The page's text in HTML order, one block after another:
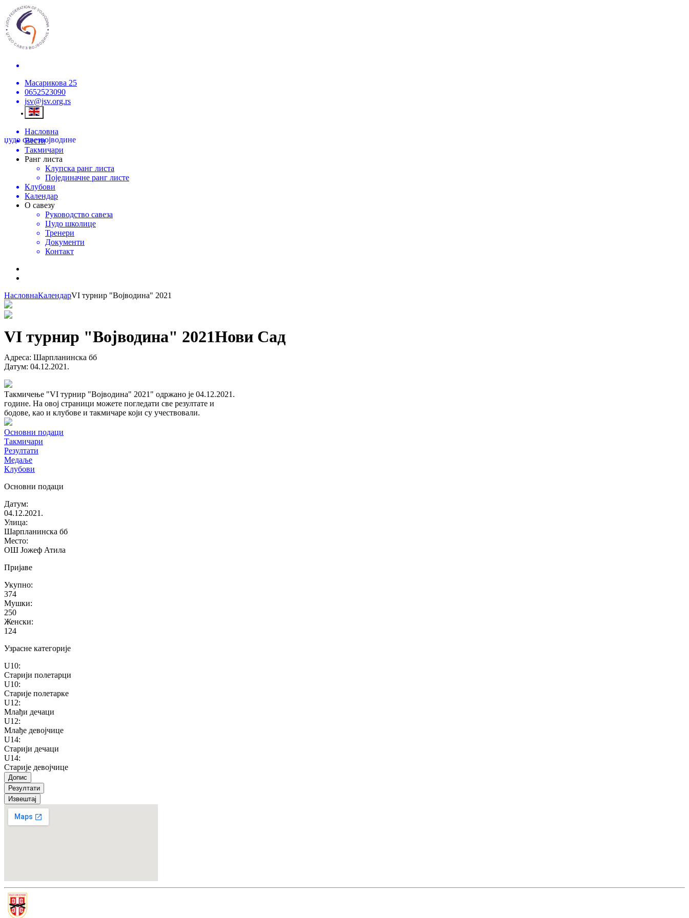
Масарикова 25
0652523090
jsv@jsv.org.rs
џудо савезвојводине
Насловна
Вести
Такмичари
Ранг листа
Клупска ранг листа
Појединачне ранг листе
Клубови
Календар
О савезу
Руководство савеза
Џудо школице
Тренери
Документи
Контакт
НасловнаКалендарVI турнир "Војводина" 2021
VI турнир "Војводина" 2021Нови Сад
Адреса: Шарпланинска бб
Датум: 04.12.2021.
Такмичење "VI турнир "Војводина" 2021" одржано је 04.12.2021.
године. На овој страници можете погледати све резултате и
бодове, као и клубове и такмичаре који су учествовали.
Основни подаци
Такмичари
Резултати
Медаље
Клубови
Основни подаци
Датум:
04.12.2021.
Улица:
Шарпланинска бб
Место:
ОШ Јожеф Атила
Пријаве
Укупно:
374
Мушки:
250
Женски:
124
Узрасне категорије
U10:
Старији полетарци
U10:
Старије полетарке
U12:
Млађи дечаци
U12:
Млађе девојчице
U14:
Старији дечаци
U14:
Старије девојчице
Допис
Резултати
Извештај